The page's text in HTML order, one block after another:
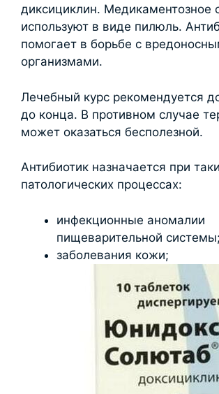
диксициклин. Медикаментозное
используют в виде пилюль.
помогает в борьбе с
организмами.
Лечебный курс рекомендуется
до конца. В противном случае
может оказаться бесполезной.
Антибиотик назначается при
патологических процессах:
инфекционные аномалии
пищеварительной системы;
заболевания кожи;